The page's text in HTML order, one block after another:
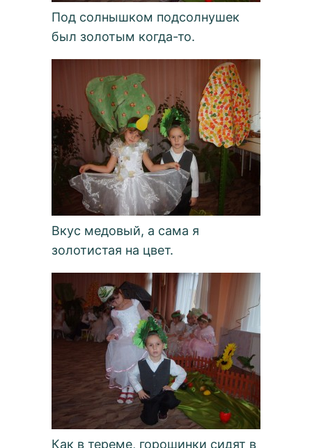
Под солнышком подсолнушек
был золотым когда-то.
Вкус медовый, а сама я
золотистая на цвет.
Как в тереме, горошинки сидят в